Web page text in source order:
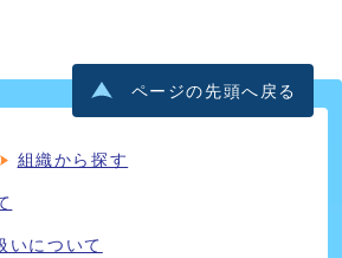
ページの先頭へ戻る
組織から探す
いについて